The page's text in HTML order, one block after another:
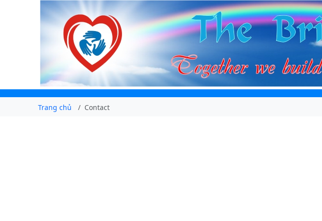
Trang chủ Contact